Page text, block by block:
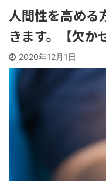
人間性を高める
きます。【欠か
2020年12月1日